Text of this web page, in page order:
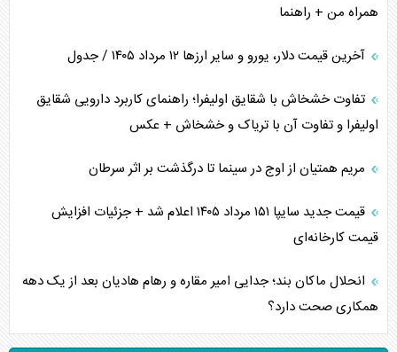
همراه من + راهنما
آخرین قیمت دلار، یورو و سایر ارز‌ها ۱۲ مرداد ۱۴۰۵ / جدول
تفاوت خشخاش با شقایق اولیفرا؛ راهنمای کاربرد دارویی شقایق
اولیفرا و تفاوت آن با تریاک و خشخاش + عکس
مریم همتیان از اوج در سینما تا درگذشت بر اثر سرطان
قیمت جدید سایپا ۱۵۱ مرداد ۱۴۰۵ اعلام شد + جزئیات افزایش
قیمت کارخانه‌ای
انحلال ماکان بند؛ جدایی امیر مقاره و رهام هادیان بعد از یک دهه
همکاری صحت دارد؟